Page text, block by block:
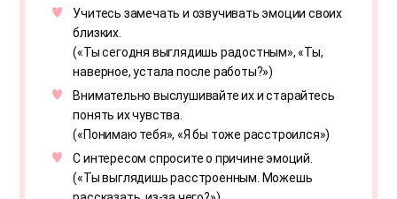
Учитесь замечать и озвучивать эмоции своих
близких.
(«Ты сегодня выглядишь радостным», «Ты,
наверное, устала после работы?»)
Внимательно выслушивайте их и старайтесь
понять их чувства.
(«Понимаю тебя», «Я бы тоже расстроился»)
С интересом спросите о причине эмоций.
(«Ты выглядишь расстроенным. Можешь